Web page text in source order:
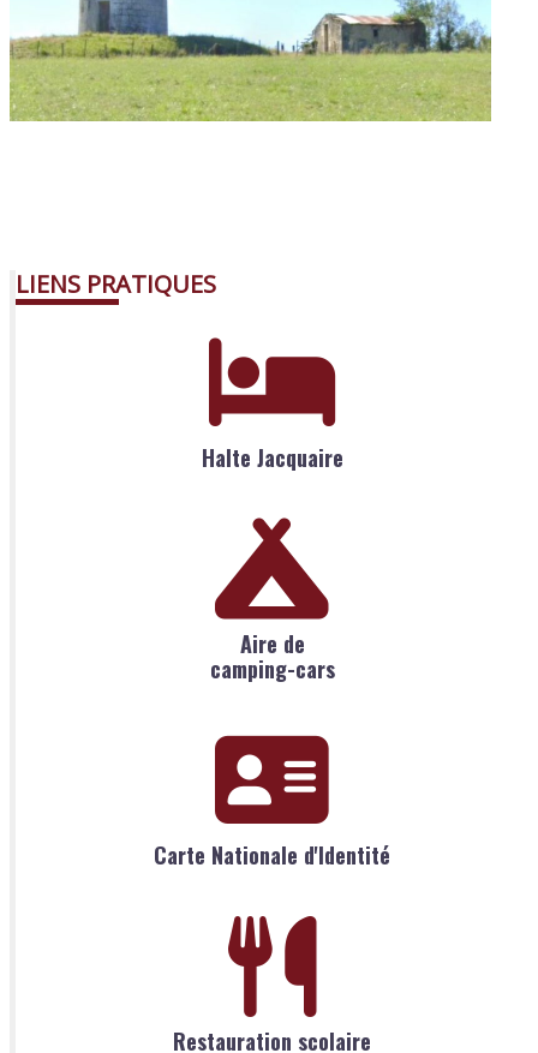
LIENS PRATIQUES
Halte Jacquaire
Aire de
camping-cars
Carte Nationale d'Identité
Restauration scolaire